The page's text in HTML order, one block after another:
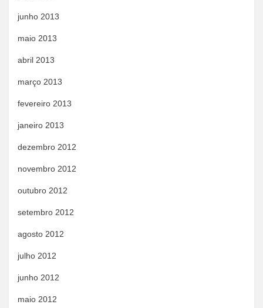
junho 2013
maio 2013
abril 2013
março 2013
fevereiro 2013
janeiro 2013
dezembro 2012
novembro 2012
outubro 2012
setembro 2012
agosto 2012
julho 2012
junho 2012
maio 2012